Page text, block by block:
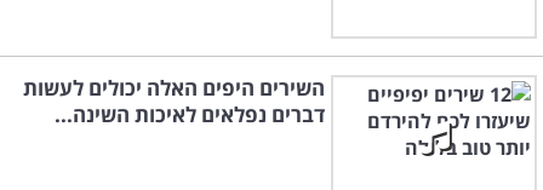
השירים היפים האלה יכולים לעשות
דברים נפלאים לאיכות השינה...